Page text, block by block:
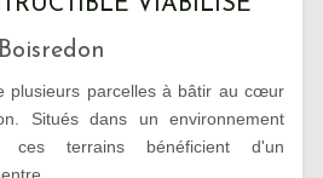
VIABILISÉ
plusieurs parcelles à bâtir au cœur
Situés dans un environnement
ces terrains bénéficient d'un